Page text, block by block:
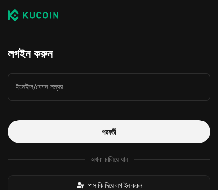
লগইন করুন
ইমেইল/ফোন নম্বর
পরবর্তী
অথবা চালিয়ে যান
পাস কি দিয়ে লগ ইন করুন